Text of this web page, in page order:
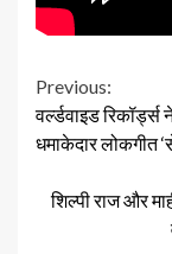
Continue
Reading
Previous:
वर्ल्डवाइड रिकॉर्ड्स
धमाकेदार लोकगीत
शिल्पी राज और